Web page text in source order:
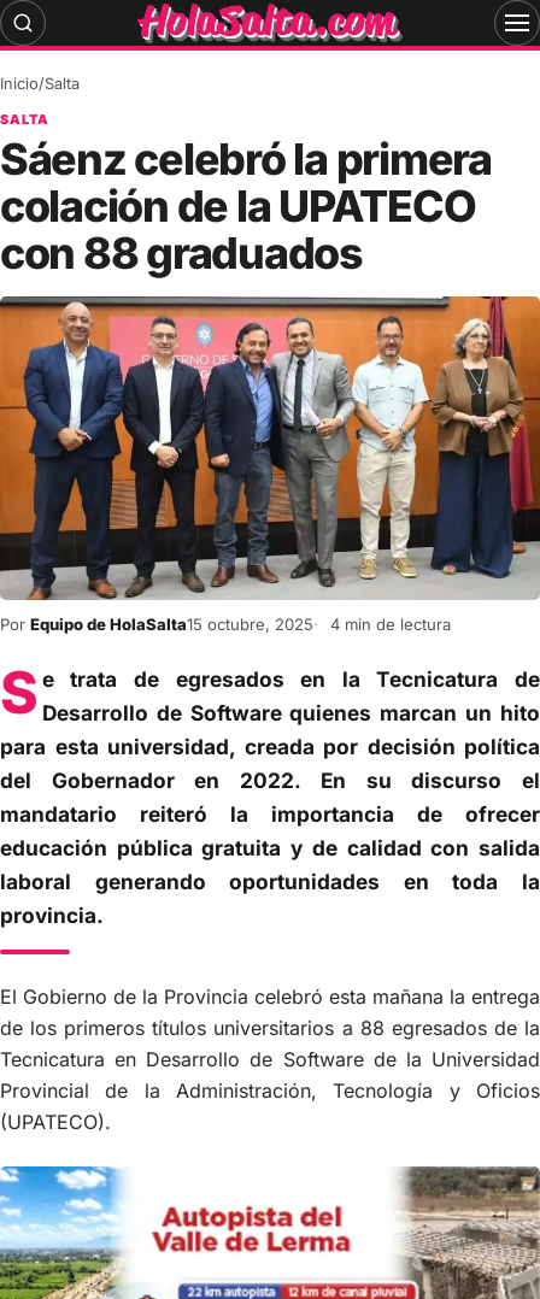
Skip
to
Inicio/Salta
SALTA
Sáenz celebró la primera
colación de la UPATECO
con 88 graduados
Por Equipo de HolaSalta15 octubre, 2025 4 min de lectura
S e trata de egresados en la Tecnicatura de
Desarrollo de Software quienes marcan un hito
para esta universidad, creada por decisión política
del Gobernador en 2022. En su discurso el
mandatario reiteró la importancia de ofrecer
educación pública gratuita y de calidad con salida
laboral generando oportunidades en toda la
provincia.
El Gobierno de la Provincia celebró esta mañana la entrega
de los primeros títulos universitarios a 88 egresados de la
Tecnicatura en Desarrollo de Software de la Universidad
Provincial de la Administración, Tecnología y Oficios
(UPATECO).